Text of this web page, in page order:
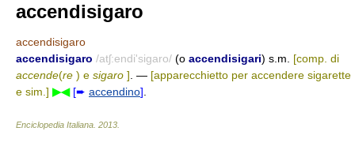
accendisigaro
accendisigaro
accendisigaro /atʃ:endi'sigaro/ (o accendisigari) s.m. [comp. di
accende(re ) e sigaro ] . — [apparecchietto per accendere sigarette
e sim.] ▶◀ [➨ accendino]
Enciclopedia Italiana 2013